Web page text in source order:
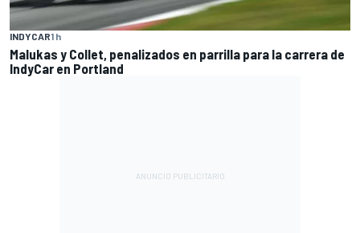
INDYCAR1 h
Malukas y Collet, penalizados en parrilla para la carrera de
IndyCar en Portland